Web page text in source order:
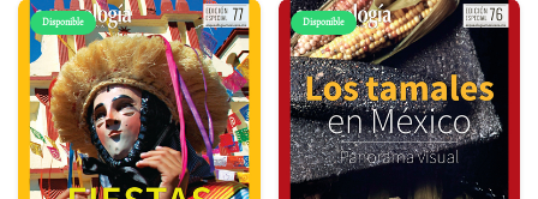
Disponible Disponible